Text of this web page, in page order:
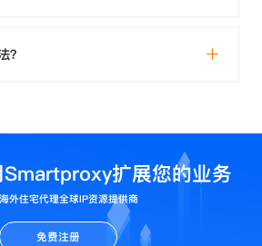
？
扩展您的业务
外住宅代理全球IP资源提供商
免费注册